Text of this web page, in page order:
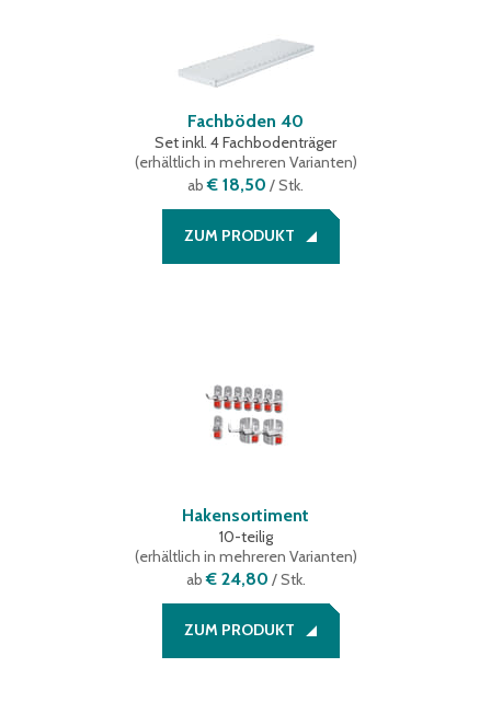
Fachböden 40
Set inkl. 4 Fachbodenträger
(erhältlich in mehreren Varianten)
ab€ 18,50 / Stk.
ZUM PRODUKT
Hakensortiment
10-teilig
(erhältlich in mehreren Varianten)
ab€ 24,80 / Stk.
ZUM PRODUKT